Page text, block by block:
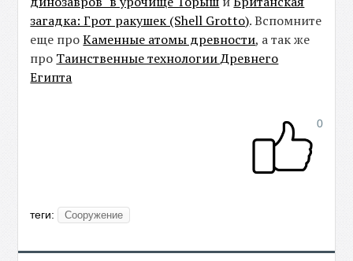
загадка: Грот ракушек (Shell Grotto). Вспомните
еще проКаменные атомы древности, а так же
про Таинственные технологии Древнего
Египта
0
теги: Сооружение